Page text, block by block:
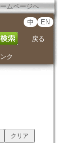
ムページへ
中 EN
戻る
ク